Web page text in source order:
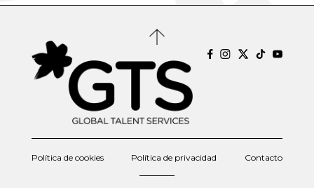
Política de cookies Política de privacidad Contacto